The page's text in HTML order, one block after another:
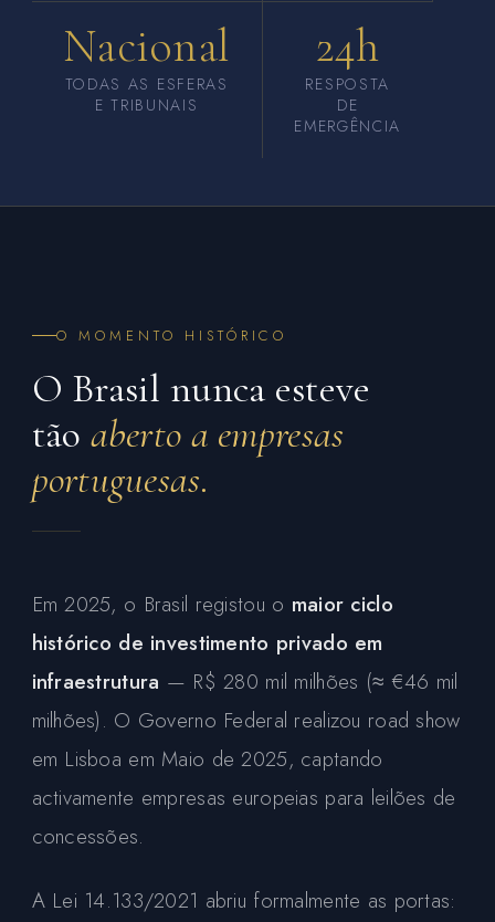
Nacional
TODAS AS ESFERAS
E TRIBUNAIS
24h
RESPOSTA
DE
EMERGÊNCIA
O MOMENTO HISTÓRICO
O Brasil nunca esteve
tão aberto a empresas
portuguesas.
Em 2025, o Brasil registou o maior ciclo
histórico de investimento privado em
infraestrutura — R$ 280 mil milhões (≈ €46 mil
milhões). O Governo Federal realizou road show
em Lisboa em Maio de 2025, captando
activamente empresas europeias para leilões de
concessões.
A Lei 14.133/2021 abriu formalmente as portas: